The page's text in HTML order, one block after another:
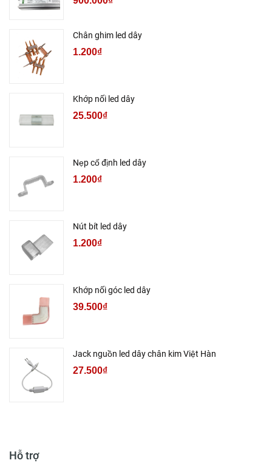
Chân ghim led dây
1.200₫
Khớp nối led dây
25.500₫
Nẹp cố định led dây
1.200₫
Nút bít led dây
1.200₫
Khớp nối góc led dây
39.500₫
Jack nguồn led dây chân kim Việt Hàn
27.500₫
Hỗ trợ